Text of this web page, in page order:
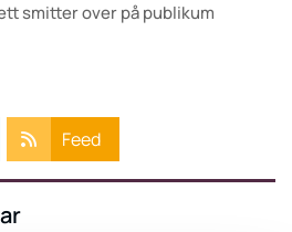
smitter over på publikum
Feed